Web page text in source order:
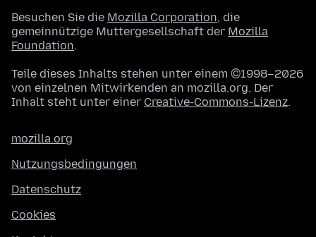
Besuchen Sie die Mozilla Corporation, die
gemeinnützige Muttergesellschaft der Mozilla
Foundation.
Teile dieses Inhalts stehen unter einem ©1998–2026
von einzelnen Mitwirkenden an mozilla.org. Der
Inhalt steht unter einer Creative-Commons-Lizenz.
mozilla.org
Nutzungsbedingungen
Datenschutz
Cookies